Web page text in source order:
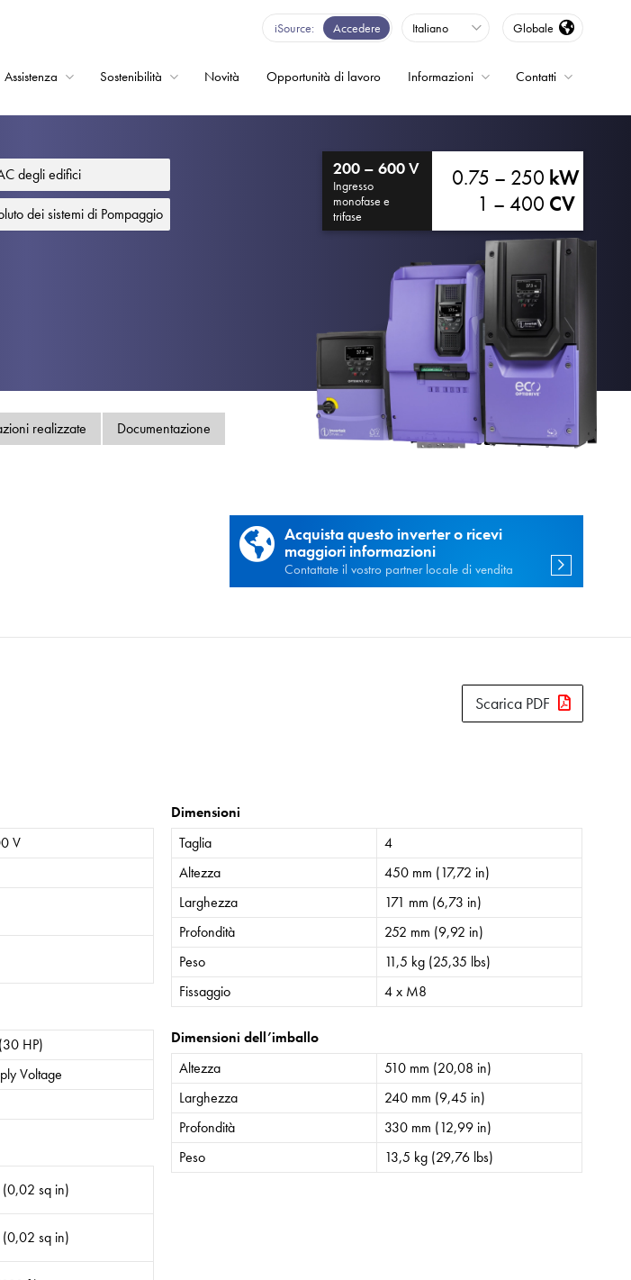
iSource Accedere Italiano Globale
Assistenza Sostenibilità Novità Opportunità di lavoro Informazioni Contatti
degli edifici
dei sistemi di Pompaggio
200 – 600 V
Ingresso
monofase e
trifase
0.75 – 250 kW
1 – 400 CV
realizzate Documentazione
Acquista questo inverter o ricevi
maggiori informazioni
Contattate il vostro partner locale di vendita
Scarica PDF
V
HP)
Voltage
(0,02 sq in)
(0,02 sq in)
Dimensioni
Taglia
4
Altezza
450 mm (17,72 in)
Larghezza
171 mm (6,73 in)
Profondità
252 mm (9,92 in)
Peso
11,5 kg (25,35 lbs)
Fissaggio
4 x M8
Dimensioni dell’imballo
Altezza
510 mm (20,08 in)
Larghezza
240 mm (9,45 in)
Profondità
330 mm (12,99 in)
Peso
13,5 kg (29,76 lbs)
Convertitori di Frequenza - Inverter
Assistenza
Sostenibilità
Informativa sulla privacy
Mappa del sito